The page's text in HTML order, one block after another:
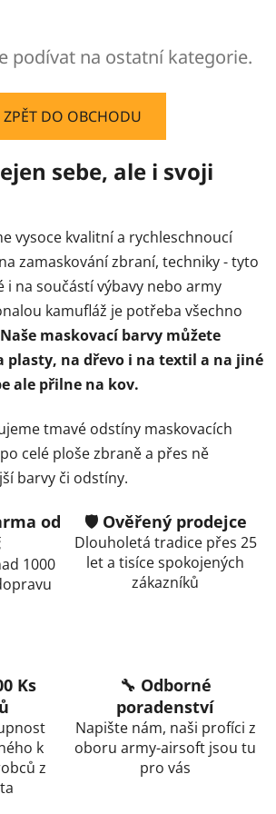
podívat na ostatní kategorie.
ZPĚT DO OBCHODU
sebe, ale i svoji
vysoce kvalitní a rychleschnoucí
zamaskování zbraní, techniky - tyto
i na součástí výbavy nebo army
kamufláž je potřeba všechno
Naše maskovací barvy můžete
plasty, na dřevo i na textil a na jiné
ale přilne na kov.
tmavé odstíny maskovacích
celé ploše zbraně a přes ně
barvy či odstíny.
od
1000
🛡️ Ověřený prodejce
Dlouholetá tradice přes 25
let a tisíce spokojených
zákazníků
Ks
k
z
🔧 Odborné
poradenství
Napište nám, naši profíci z
oboru army-airsoft jsou tu
pro vás